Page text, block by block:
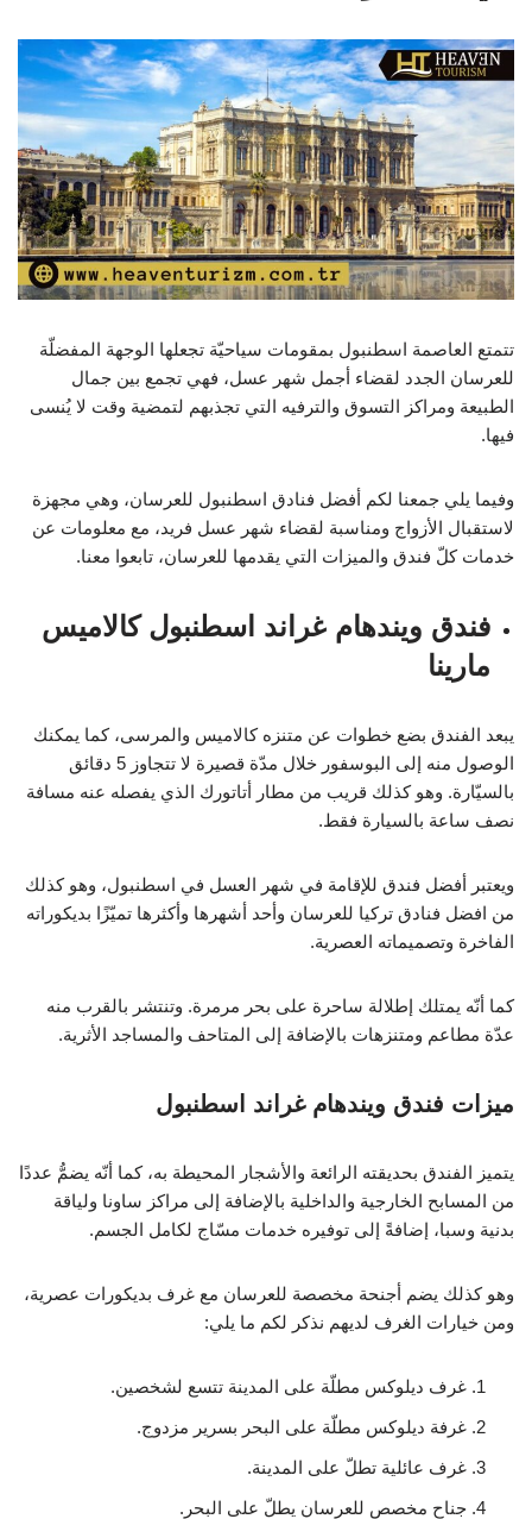
تتمتع العاصمة اسطنبول بمقومات سياحيّة تجعلها الوجهة المفضلّة
للعرسان الجدد لقضاء أجمل شهر عسل، فهي تجمع بين جمال
الطبيعة ومراكز التسوق والترفيه التي تجذبهم لتمضية وقت لا يُنسى
فيها.
وفيما يلي جمعنا لكم أفضل فنادق اسطنبول للعرسان، وهي مجهزة
لاستقبال الأزواج ومناسبة لقضاء شهر عسل فريد، مع معلومات عن
خدمات كلّ فندق والميزات التي يقدمها للعرسان، تابعوا معنا.
فندق ويندهام غراند اسطنبول كالاميس
مارينا
يبعد الفندق بضع خطوات عن متنزه كالاميس والمرسى، كما يمكنك
الوصول منه إلى البوسفور خلال مدّة قصيرة لا تتجاوز 5 دقائق
بالسيّارة. وهو كذلك قريب من مطار أتاتورك الذي يفصله عنه مسافة
نصف ساعة بالسيارة فقط.
ويعتبر أفضل فندق للإقامة في شهر العسل في اسطنبول، وهو كذلك
من افضل فنادق تركيا للعرسان وأحد أشهرها وأكثرها تميّزًا بديكوراته
الفاخرة وتصميماته العصرية.
كما أنّه يمتلك إطلالة ساحرة على بحر مرمرة. وتنتشر بالقرب منه
عدّة مطاعم ومتنزهات بالإضافة إلى المتاحف والمساجد الأثرية.
ميزات فندق ويندهام غراند اسطنبول
يتميز الفندق بحديقته الرائعة والأشجار المحيطة به، كما أنّه يضمُّ عددًا
من المسابح الخارجية والداخلية بالإضافة إلى مراكز ساونا ولياقة
بدنية وسبا، إضافةً إلى توفيره خدمات مسّاج لكامل الجسم.
وهو كذلك يضم أجنحة مخصصة للعرسان مع غرف بديكورات عصرية،
ومن خيارات الغرف لديهم نذكر لكم ما يلي:
غرف ديلوكس مطلّة على المدينة تتسع لشخصين.
غرفة ديلوكس مطلّة على البحر بسرير مزدوج.
غرف عائلية تطلّ على المدينة.
جناح مخصص للعرسان يطلّ على البحر.